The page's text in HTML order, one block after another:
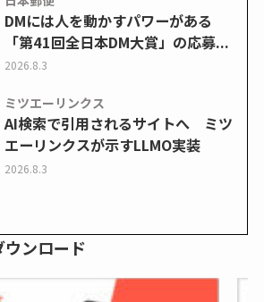
DMには人を動かすパワーがある
「第41回全日本DM大賞」の応募...
2026.8.3
ミツエーリンクス
AI検索で引用されるサイトへ ミツ
エーリンクスが示すLLMO実装
2026.8.3
ンロード